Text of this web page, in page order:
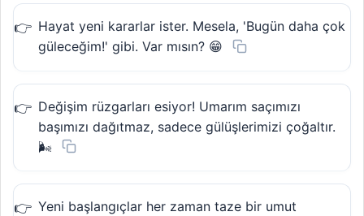
Hayat yeni kararlar ister. Mesela, 'Bugün daha çok
güleceğim!' gibi. Var mısın? 😁
Değişim rüzgarları esiyor! Umarım saçımızı
başımızı dağıtmaz, sadece gülüşlerimizi çoğaltır.
🌬️
Yeni başlangıçlar her zaman taze bir umut